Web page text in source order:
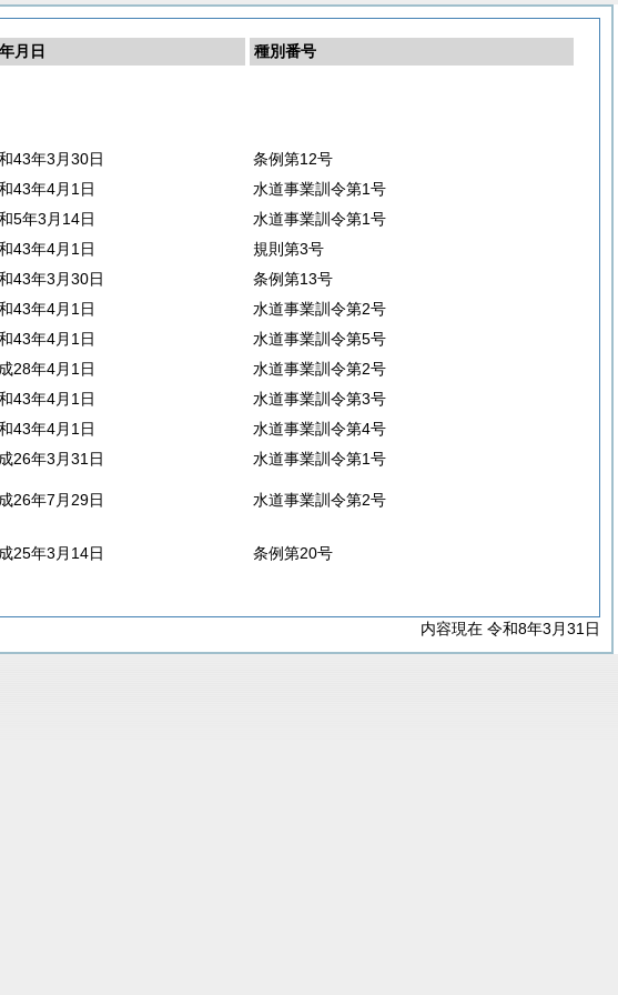
月日
種別番号
43年3月30日
条例第12号
43年4月1日
水道事業訓令第1号
5年3月14日
水道事業訓令第1号
43年4月1日
規則第3号
43年3月30日
条例第13号
43年4月1日
水道事業訓令第2号
43年4月1日
水道事業訓令第5号
28年4月1日
水道事業訓令第2号
43年4月1日
水道事業訓令第3号
43年4月1日
水道事業訓令第4号
26年3月31日
水道事業訓令第1号
26年7月29日 水道事業訓令第2号
25年3月14日 条例第20号
内容現在 令和8年3月31日